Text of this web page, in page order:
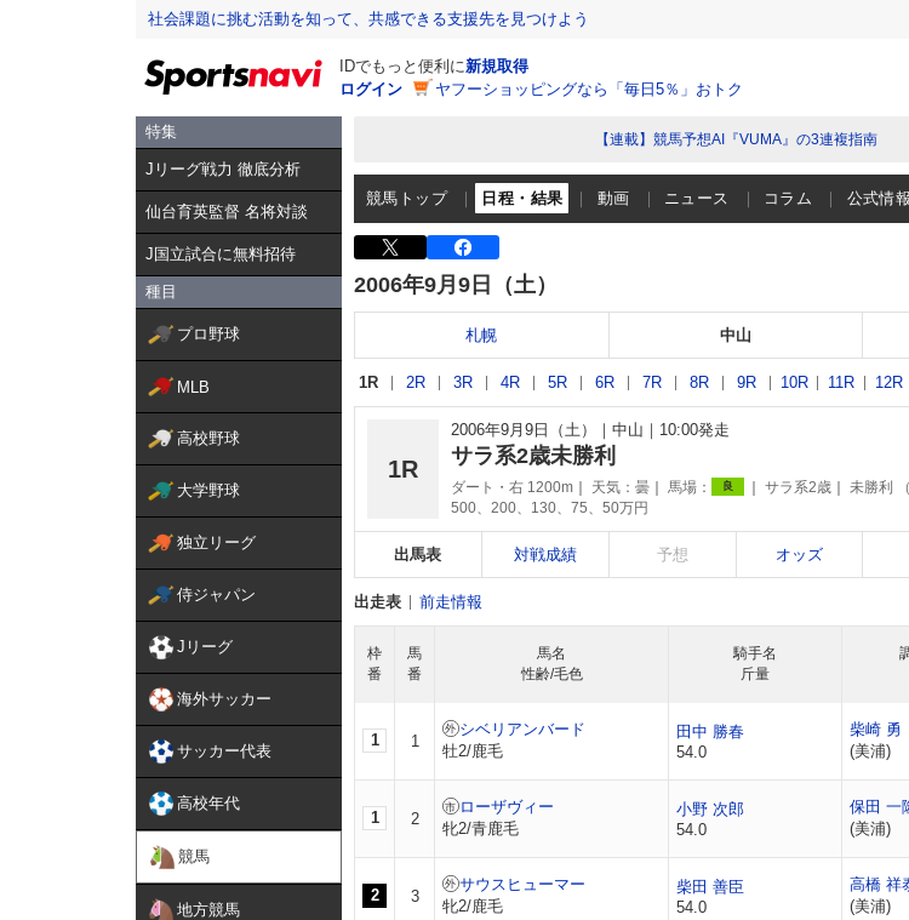
社会課題に挑む活動を知って、共感できる支援先を見つけよう
IDでもっと便利に新規取得
ログイン
ヤフーショッピングなら「毎日5％」おトク
特集
Jリーグ戦力 徹底分析
仙台育英監督 名将対談
J国立試合に無料招待
種目
プロ野球
MLB
高校野球
大学野球
独立リーグ
侍ジャパン
Jリーグ
海外サッカー
サッカー代表
高校年代
競馬
地方競馬
【連載】競馬予想AI『VUMA』の3連複指南
競馬トップ 日程・結果 動画 ニュース コラム 公式情報
2006年9月9日（土）
札幌 中山
1R 2R 3R 4R 5R 6R 7R 8R 9R 10R 11R 12R
1R
2006年9月9日（土） 中山 10:00発走
サラ系2歳未勝利
ダート・右 1200m 天気： 曇 馬場： 良 サラ系2歳 未勝利
500、200、130、75、50万円
出馬表 対戦成績 予想 オッズ
出走表 前走情報
枠
番
馬
番
馬名
性齢/毛色
騎手名
斤量
1 1
シベリアンバード
牡2/鹿毛
田中 勝春
54.0
柴崎 勇
(美浦)
1 2
ローザヴィー
牝2/青鹿毛
小野 次郎
54.0
保田 一
(美浦)
2 3
サウスヒューマー
牝2/鹿毛
柴田 善臣
54.0
高橋 祥
(美浦)